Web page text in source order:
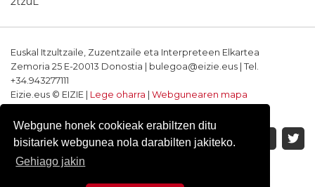
Webgune honek cookieak erabiltzen ditu
bisitariek webgunea nola darabilten jakiteko.
Gehiago jakin
Euskal Itzultzaile, Zuzentzaile eta Interpreteen Elkartea
Zemoria 25 E-20013 Donostia | bulegoa@eizie.eus | Tel.
+34.943277111
Eizie.eus © EIZIE | Lege oharra
Webgunearen mapa